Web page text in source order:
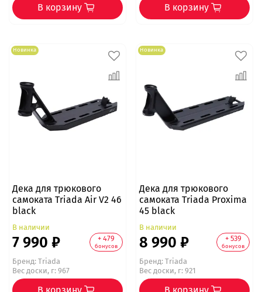
В корзину В корзину
Новинка
Дека для трюкового
самоката Triada Air V2 46
black
В наличии
7 990 ₽ + 479
бонусов
Бренд:Triada
Вес доски, г: 967
В корзину
Новинка
Дека для трюкового
самоката Triada Proxima
45 black
В наличии
8 990 ₽ + 539
бонусов
Бренд:Triada
Вес доски, г: 921
В корзину